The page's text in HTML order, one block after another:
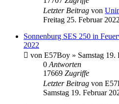
Letzter Beitrag von
Freitag 25. Februar
Sonnenburg SES 250 in
2022
von E57Boy » Samstag 19.
0 Antworten
17669 Zugriffe
Letzter Beitrag von
Samstag 19. Februar